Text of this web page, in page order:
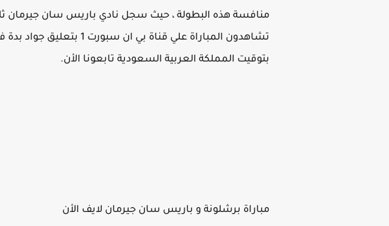
منافسة هذه البطولة ، حيث سجل نادي باريس سان
تشاهدون المباراة علي
بتوقيت المملكة العربية السعودية تابعونا الأن.
مباراة برشلونة و باريس سان جيرمان لايف الأن